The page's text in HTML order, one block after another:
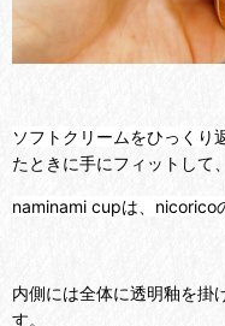
ソフトクリームをひっくり
たときに手にフィットして
naminami cupは、nicorico
内側には全体に透明釉を掛
す。